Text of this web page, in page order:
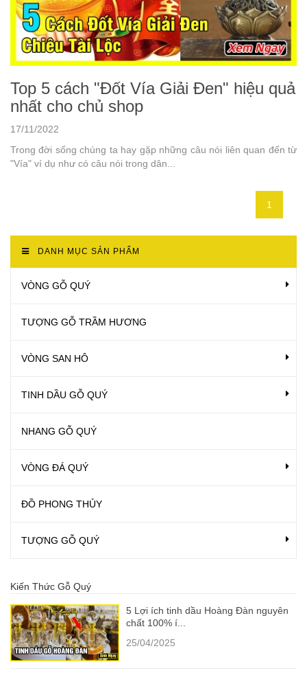
Top 5 cách "Đốt Vía Giải Đen" hiệu quả
nhất cho chủ shop
17/11/2022
Trong đời sống chúng ta hay gặp những câu nói liên quan đến từ
"Vía" ví dụ như có câu nói trong dân...
1
DANH MỤC SẢN PHẨM
VÒNG GỖ QUÝ
TƯỢNG GỖ TRẦM HƯƠNG
VÒNG SAN HÔ
TINH DẦU GỖ QUÝ
NHANG GỖ QUÝ
VÒNG ĐÁ QUÝ
ĐỒ PHONG THỦY
TƯỢNG GỖ QUÝ
Kiến Thức Gỗ Quý
5 Lợi ích tinh dầu Hoàng Đàn nguyên
chất 100% í...
25/04/2025